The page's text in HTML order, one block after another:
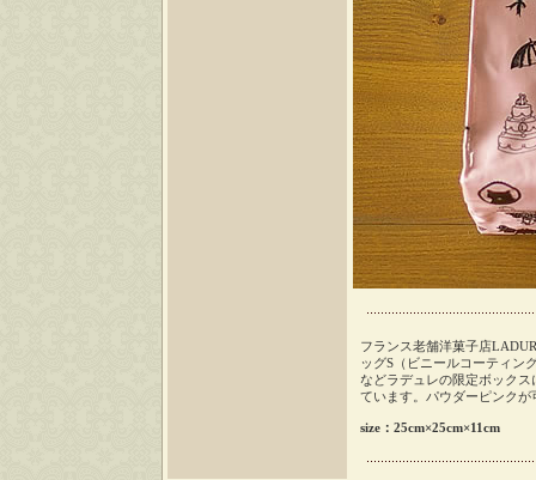
フランス老舗洋菓子店
ッグS（ビニールコーティン
などラデュレの限定ボック
ています。パウダーピンクが
size：25cm×25cm×11cm